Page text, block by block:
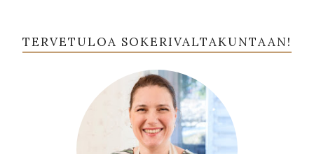
TERVETULOA SOKERIVALTAKUNTAAN!